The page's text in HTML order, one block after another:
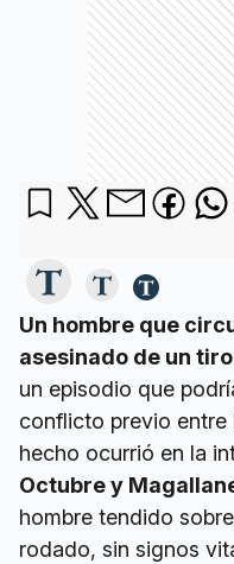
Un hombre que
asesinado de un
un episodio que
conflicto previo entre
hecho ocurrió en la
Octubre y
hombre tendido
rodado, sin signos